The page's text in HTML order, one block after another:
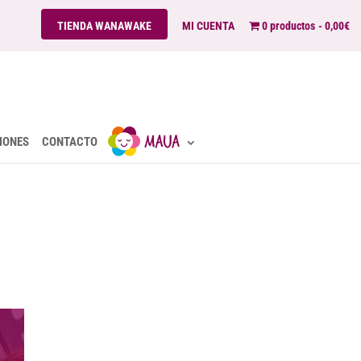
TIENDA WANAWAKE MI CUENTA 0 productos 0,00€
CONTACTO